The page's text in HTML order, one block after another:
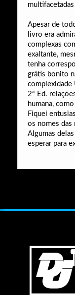
Apesar de
livro era
complexas
exaltante,
tenha
grátis bonito
complexidade
2ª Ed.
humana,
Fiquei
os nomes das
Algumas
esperar para